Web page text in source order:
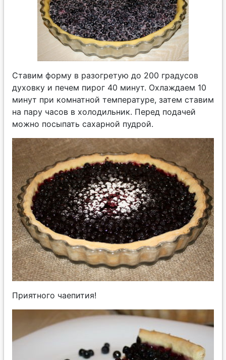
Ставим форму в разогретую до 200 градусов
духовку и печем пирог 40 минут. Охлаждаем 10
минут при комнатной температуре, затем ставим
на пару часов в холодильник. Перед подачей
можно посыпать сахарной пудрой.
Приятного чаепития!